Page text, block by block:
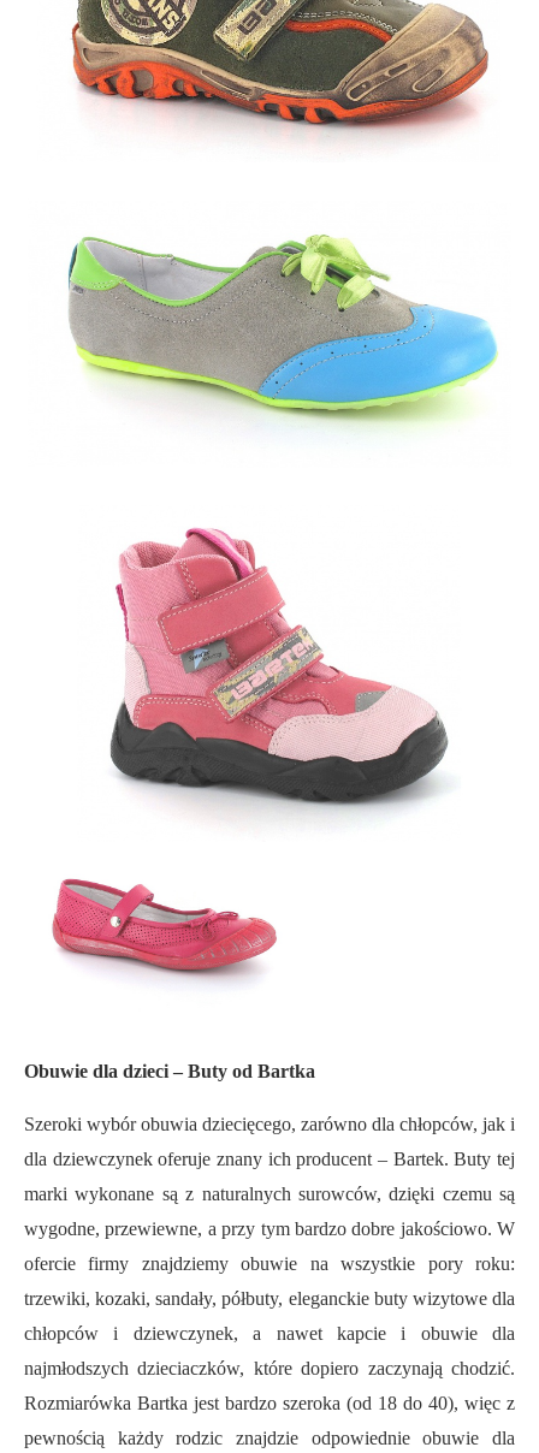
Obuwie dla dzieci – Buty od Bartka
Szeroki wybór obuwia dziecięcego, zarówno dla chłopców, jak i
dla dziewczynek oferuje znany ich producent – Bartek. Buty tej
marki wykonane są z naturalnych surowców, dzięki czemu są
wygodne,przewiewne, a przy tym bardzo dobre jakościowo. W
ofercie firmy znajdziemy obuwie na wszystkie pory roku:
trzewiki, kozaki, sandały, półbuty, eleganckie buty wizytowe dla
chłopców i dziewczynek, a nawet kapcie i obuwie dla
najmłodszych dzieciaczków, które dopiero zaczynają chodzić.
Rozmiarówka Bartka jest bardzo szeroka (od 18 do 40), więc z
pewnością każdy rodzic znajdzie odpowiednie obuwie dla